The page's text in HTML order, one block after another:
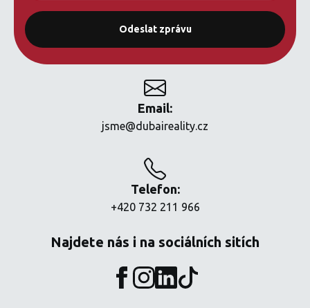
Email:
jsme@dubaireality.cz
Telefon:
+420 732 211 966
Najdete nás i na sociálních sitích